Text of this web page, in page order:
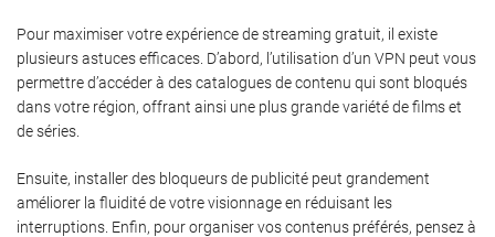
Pour maximiser votre expérience de streaming gratuit, il existe
plusieurs astuces efficaces. D’abord, l’utilisation d’un VPN peut vous
permettre d’accéder à des catalogues de contenu qui sont bloqués
dans votre région, offrant ainsi une plus grande variété de films et
de séries.
Ensuite, installer des bloqueurs de publicité peut grandement
améliorer la fluidité de votre visionnage en réduisant les
interruptions. Enfin, pour organiser vos contenus préférés, pensez à